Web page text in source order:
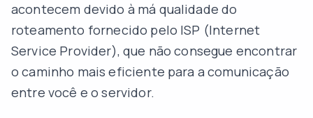
acontecem devido à má qualidade do
roteamento fornecido pelo ISP (Internet
Service Provider), que não consegue encontrar
o caminho mais eficiente para a comunicação
entre você e o servidor.